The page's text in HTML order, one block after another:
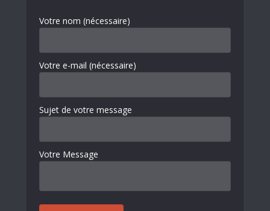
Votre nom (nécessaire)
Votre e-mail (nécessaire)
Sujet de votre message
Votre Message